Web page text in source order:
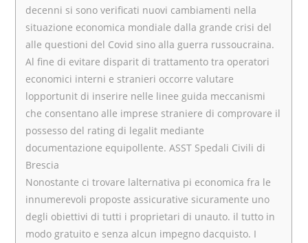
decenni si sono verificati nuovi cambiamenti nella
situazione economica mondiale dalla grande crisi del
alle questioni del Covid sino alla guerra russoucraina.
Al fine di evitare disparit di trattamento tra operatori
economici interni e stranieri occorre valutare
lopportunit di inserire nelle linee guida meccanismi
che consentano alle imprese straniere di comprovare il
possesso del rating di legalit mediante
documentazione equipollente. ASST Spedali Civili di
Brescia
Nonostante ci trovare lalternativa pi economica fra le
innumerevoli proposte assicurative sicuramente uno
degli obiettivi di tutti i proprietari di unauto. il tutto in
modo gratuito e senza alcun impegno dacquisto. I